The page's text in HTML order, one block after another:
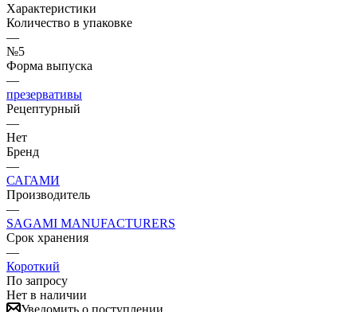
Характеристики
Количество в упаковке
—
№5
Форма выпуска
—
презервативы
Рецептурный
—
Нет
Бренд
—
САГАМИ
Производитель
—
SAGAMI MANUFACTURERS
Срок хранения
—
Короткий
По запросу
Нет в наличии
Уведомить о поступлении